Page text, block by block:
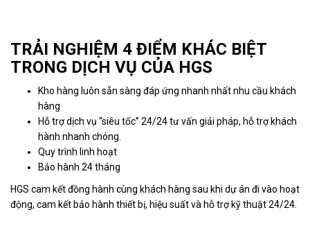
TRẢI NGHIỆM 4 ĐIỂM KHÁC BIỆT
TRONG DỊCH VỤ CỦA HGS
Kho hàng luôn sẵn sàng đáp ứng nhanh nhất nhu cầu khách
hàng
Hỗ trợ dịch vụ “siêu tốc” 24/24 tư vấn giải pháp, hỗ trợ khách
hành nhanh chóng.
Quy trình linh hoạt
Bảo hành 24 tháng
HGS cam kết đồng hành cùng khách hàng sau khi dự án đi vào hoạt
động, cam kết bảo hành thiết bị, hiệu suất và hỗ trợ kỹ thuật 24/24.